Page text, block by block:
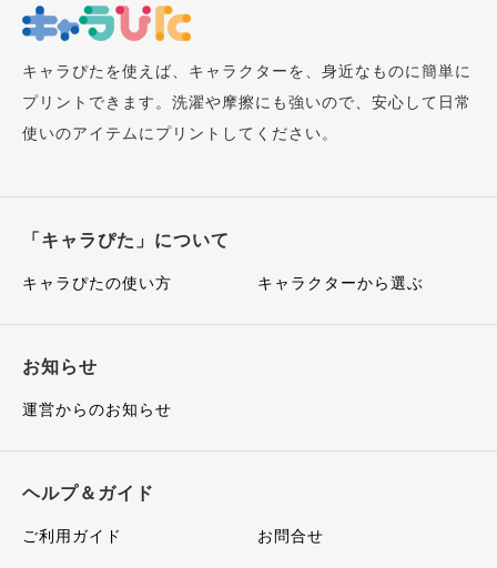
キャラぴたを使えば、キャラクターを、身近なものに簡単に
プリントできます。洗濯や摩擦にも強いので、安心して日常
使いのアイテムにプリントしてください。
「キャラぴた」について
キャラぴたの使い方 キャラクターから選ぶ
お知らせ
運営からのお知らせ
ヘルプ＆ガイド
ご利用ガイド お問合せ